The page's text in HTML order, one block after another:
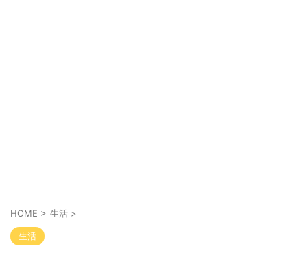
HOME > 生活 >
生活